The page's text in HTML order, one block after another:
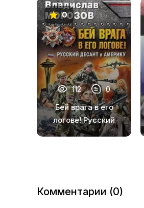
0
112 0
Бей врага в его
логове! Русский
десант в Америку
Комментарии (0)